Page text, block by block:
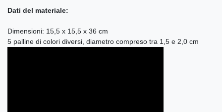
Dati del materiale:
Dimensioni: 15,5 x 15,5 x 36 cm
5 palline di colori diversi, diametro compreso tra 1,5 e 2,0 cm